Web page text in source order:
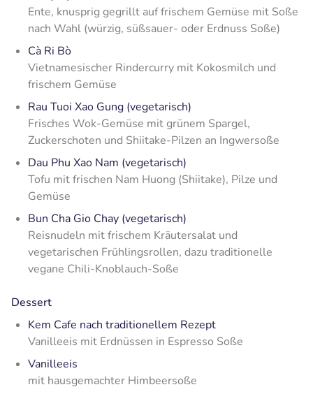
Ente, knusprig gegrillt auf frischem Gemüse mit Soße
nach Wahl (würzig, süßsauer- oder Erdnuss Soße)
Cà Ri Bò
Vietnamesischer Rindercurry mit Kokosmilch und
frischem Gemüse
Rau Tuoi Xao Gung (vegetarisch)
Frisches Wok-Gemüse mit grünem Spargel,
Zuckerschoten und Shiitake-Pilzen an Ingwersoße
Dau Phu Xao Nam (vegetarisch)
Tofu mit frischen Nam Huong (Shiitake), Pilze und
Gemüse
Bun Cha Gio Chay (vegetarisch)
Reisnudeln mit frischem Kräutersalat und
vegetarischen Frühlingsrollen, dazu traditionelle
vegane Chili-Knoblauch-Soße
Dessert
Kem Cafe nach traditionellem Rezept
Vanilleeis mit Erdnüssen in Espresso Soße
Vanilleeis
mit hausgemachter Himbeersoße